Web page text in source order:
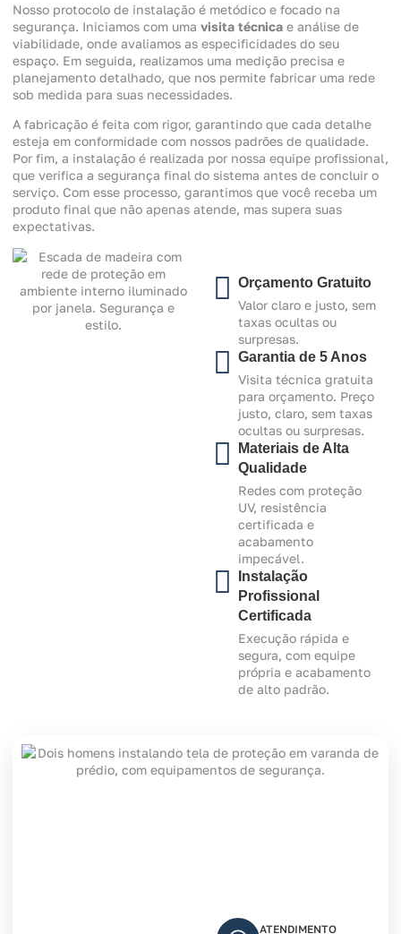
Nosso protocolo de instalação é metódico e focado na
segurança. Iniciamos com uma visita técnica e análise de
viabilidade, onde avaliamos as especificidades do seu
espaço. Em seguida, realizamos uma medição precisa e
planejamento detalhado, que nos permite fabricar uma rede
sob medida para suas necessidades.
A fabricação é feita com rigor, garantindo que cada detalhe
esteja em conformidade com nossos padrões de qualidade.
Por fim, a instalação é realizada por nossa equipe profissional,
que verifica a segurança final do sistema antes de concluir o
serviço. Com esse processo, garantimos que você receba um
produto final que não apenas atende, mas supera suas
expectativas.
Orçamento Gratuito
Valor claro e justo, sem
taxas ocultas ou
surpresas.
Garantia de 5 Anos
Visita técnica gratuita
para orçamento. Preço
justo, claro, sem taxas
ocultas ou surpresas.
Materiais de Alta
Qualidade
Redes com proteção
UV, resistência
certificada e
acabamento
impecável.
Instalação
Profissional
Certificada
Execução rápida e
segura, com equipe
própria e acabamento
de alto padrão.
ATENDIMENTO